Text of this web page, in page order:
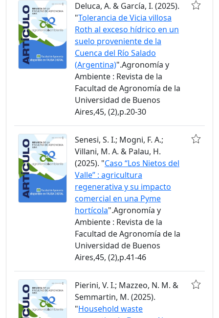
Deluca, A. & García, I. (2025).
"Tolerancia de Vicia villosa
Roth al exceso hídrico en un
suelo proveniente de la
Cuenca del Río Salado
(Argentina)".Agronomía y
Ambiente : Revista de la
Facultad de Agronomía de la
Universidad de Buenos
Aires,45, (2),p.20-30
Senesi, S. I.; Mogni, F. A.;
Villani, M. A. & Palau, H.
(2025). "Caso “Los Nietos del
Valle” : agricultura
regenerativa y su impacto
comercial en una Pyme
hortícola".Agronomía y
Ambiente : Revista de la
Facultad de Agronomía de la
Universidad de Buenos
Aires,45, (2),p.41-46
Pierini, V. I.; Mazzeo, N. M. &
Semmartin, M. (2025).
"Household waste